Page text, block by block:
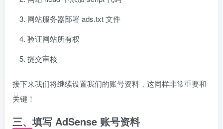
网站服务器部署 ads.txt 文件
验证网站所有权
提交审核
接下来我们将继续设置我们的账号资料，这同样非常重要和
关键！
三、填写 AdSense 账号资料